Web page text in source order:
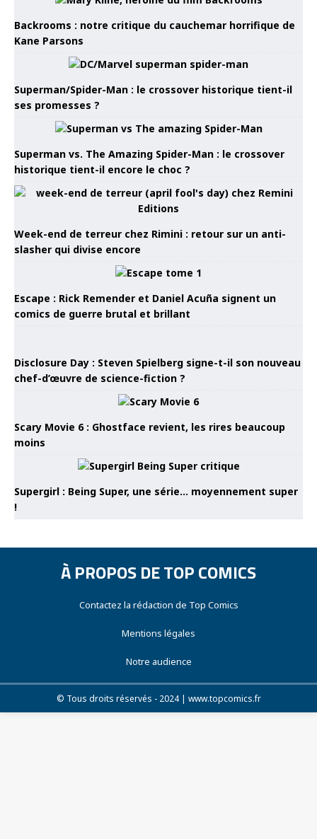
Backrooms : notre critique du cauchemar horrifique de
Kane Parsons
Superman/Spider-Man : le crossover historique tient-il
ses promesses ?
Superman vs. The Amazing Spider-Man : le crossover
historique tient-il encore le choc ?
Week-end de terreur chez Rimini : retour sur un anti-
slasher qui divise encore
Escape : Rick Remender et Daniel Acuña signent un
comics de guerre brutal et brillant
Disclosure Day : Steven Spielberg signe-t-il son nouveau
chef-d’œuvre de science-fiction ?
Scary Movie 6 : Ghostface revient, les rires beaucoup
moins
Supergirl : Being Super, une série… moyennement super
!
À PROPOS DE TOP COMICS
Contactez la rédaction de Top Comics
Mentions légales
Notre audience
© Tous droits réservés - 2024 | www.topcomics.fr